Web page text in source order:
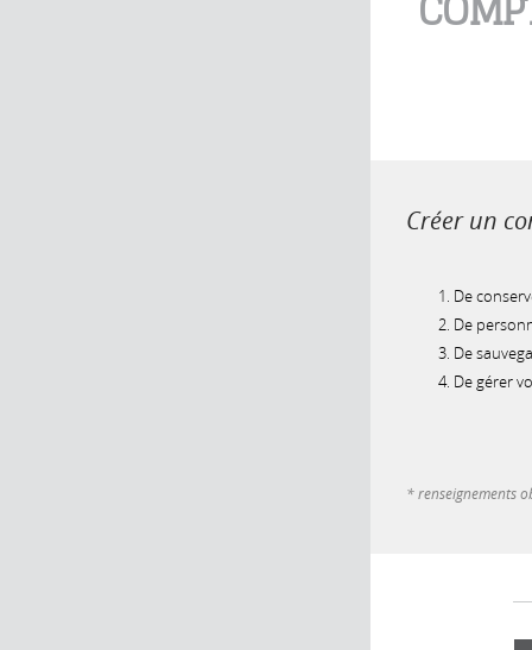
Créer un
De
De
De
De gérer
* renseignements